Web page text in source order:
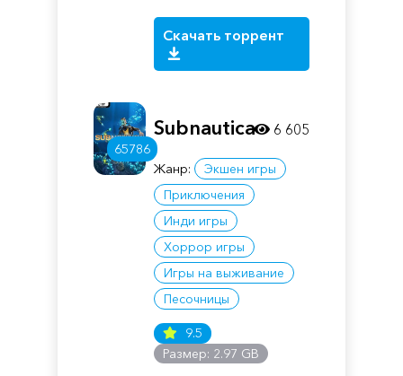
Скачать торрент
65786
Subnautica
Жанр:
Экшен игры
Приключения
Инди игры
Хоррор игры
Игры на выживание
Песочницы
9.5
Размер: 2.97 GB
6 605